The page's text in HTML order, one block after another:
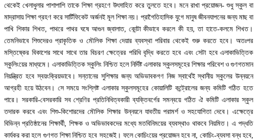
থেকেই খেলাধুলার পাশাপাশি তাকে শিক্ষা গ্রহণে উৎসাহিত করে তুলতে হবে। মনে রাখা প্রয়োজন- শুধু স্কুল বা
মাদ্রাসায় শিক্ষা গ্রহণ করে সার্টিফিকেট অর্জনই মূল শিক্ষা নয়। প্রাগৈতিহাসিক যুগে মানুষ জীবনযাপনের জন্য মাছ বা
পাখি শিকার শিখত, পাথরে পাথর ঘষে আগুন জ্বালাত, কোন্টা কীভাবে করলে কী হয়, তা হাতে-কলমে শিখত।
তেমনিভাবে শিশুদেরও প্রাকৃতিক ও মৌলিক শিক্ষা দেয়ার ব্যবস্থা পরিবার থেকেই শুরু করতে হবে। অতঃপর
মস্তিষ্কের বিকাশের সাথে সাথে তার বিচরণ ক্ষেত্রের পরিধি বৃদ্ধি করতে হবে এবং সেটা হবে এলাকাভিত্তিক
স্কুলিংয়ের মাধ্যমে। এলাকাভিত্তিক স্কুলিং নিশ্চিত হলে নির্দিষ্ট এলাকার স্কুলসমূহের শিক্ষার পরিবেশ ও গুণগতমান
নিয়ন্ত্রিত হবে স্বয়ংক্রিয়ভাবে। সন্তানের সুশিক্ষার জন্য অভিভাবকগণ নিজ স্বার্থেই স্থানীয় স্কুলের উন্নয়নে
আগ্রহী হয়ে উঠবেন। সে সময়ে সংশ্লিষ্ট এলাকার স্কুলসমূহের কোয়ালিটি কন্ট্রোলের জন্য কমিটি গঠিত হতে
পারে। সরকারি-বেসরকারি সব শ্রেণির প্রতিনিধিত্বকারী ব্যক্তিবর্গের সমন্বয়ে গঠিত ঐ কমিটি এলাকার স্কুল
তদারক করবে এবং শিশু-কিশোরদের মৌলিক শিক্ষার উন্নয়নে যাবতীয় পরামর্শ ও সহযোগিতা দেবে। এক্ষেত্রে
বিভিন্ন প্রতিষ্ঠানের শিক্ষার্থী, শিক্ষক ও অভিভাবকদের মধ্যে মতবিনিময়ের ব্যবস্থাও থাকবে নিয়মিত। এ পদ্ধতি
কার্যকর করা হলে গুণগত শিক্ষা নিশ্চিত হবে সহজেই। ফলে কোচিংয়ের প্রয়োজন হবে না, কোচিং-ব্যবসা বন্ধ হবে,